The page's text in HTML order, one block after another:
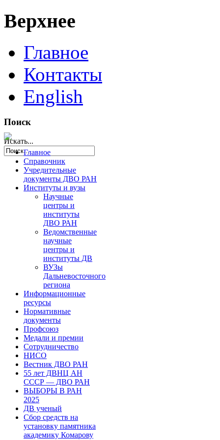
Верхнее
Главное
Контакты
English
Поиск
Искать...
Главное
Справочник
Учредительные
документы ДВО РАН
Институты и вузы
Научные
центры и
институты
ДВО РАН
Ведомственные
научные
центры и
институты ДВ
ВУЗы
Дальневосточного
региона
Информационные
ресурсы
Нормативные
документы
Профсоюз
Медали и премии
Сотрудничество
НИСО
Вестник ДВО РАН
55 лет ДВНЦ АН
СССР — ДВО РАН
ВЫБОРЫ В РАН
2025
ДВ ученый
Сбор средств на
установку памятника
академику Комарову